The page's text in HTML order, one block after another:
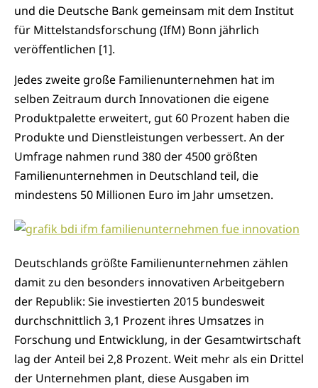
und die Deutsche Bank gemeinsam mit dem Institut
für Mittelstandsforschung (IfM) Bonn jährlich
veröffentlichen [1].
Jedes zweite große Familienunternehmen hat im
selben Zeitraum durch Innovationen die eigene
Produktpalette erweitert, gut 60 Prozent haben die
Produkte und Dienstleistungen verbessert. An der
Umfrage nahmen rund 380 der 4500 größten
Familienunternehmen in Deutschland teil, die
mindestens 50 Millionen Euro im Jahr umsetzen.
Deutschlands größte Familienunternehmen zählen
damit zu den besonders innovativen Arbeitgebern
der Republik: Sie investierten 2015 bundesweit
durchschnittlich 3,1 Prozent ihres Umsatzes in
Forschung und Entwicklung, in der Gesamtwirtschaft
lag der Anteil bei 2,8 Prozent. Weit mehr als ein Drittel
der Unternehmen plant, diese Ausgaben im